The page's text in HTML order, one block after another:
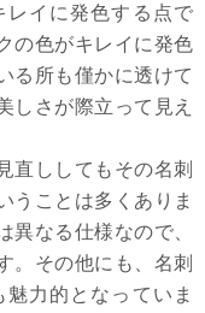
イに発色する点で
の色がキレイに発色
る所も僅かに透けて
しさが際立って見え
直ししてもその名刺
うことは多くありま
異なる仕様なので、
。その他にも、名刺
力的となっていま